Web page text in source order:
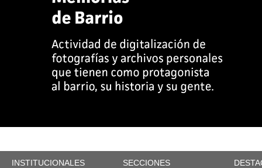
INSTITUCIONALES SECCIONES